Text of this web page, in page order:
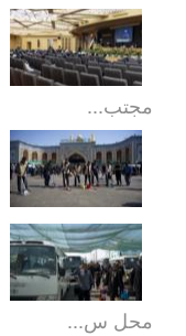
مجتب...
محل س...